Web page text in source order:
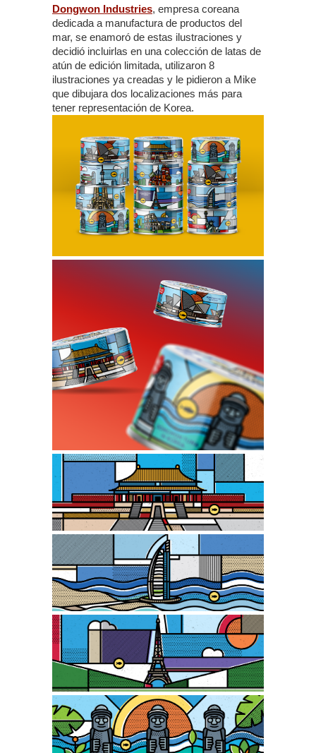
Dongwon Industries, empresa coreana
dedicada a manufactura de productos del
mar, se enamoró de estas ilustraciones y
decidió incluirlas en una colección de latas de
atún de edición limitada, utilizaron 8
ilustraciones ya creadas y le pidieron a Mike
que dibujara dos localizaciones más para
tener representación de Korea.